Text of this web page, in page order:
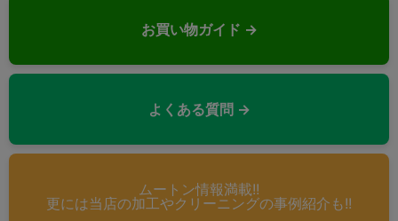
お買い物ガイド →
よくある質問 →
ムートン情報満載!!
更には当店の加工やクリーニングの事例紹介も!!